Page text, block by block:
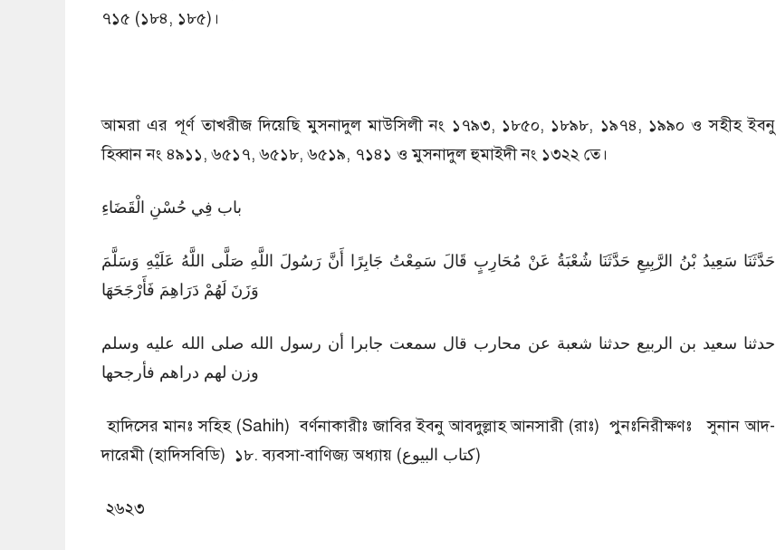
৭১৫ (১৮৪, ১৮৫)।
আমরা এর পূর্ণ তাখরীজ দিয়েছি মুসনাদুল মাউসিলী নং ১৭৯৩, ১৮৫০, ১৮৯৮, ১৯৭৪, ১৯৯০ ও সহীহ ইবনু
হিব্বান নং ৪৯১১, ৬৫১৭, ৬৫১৮, ৬৫১৯, ৭১৪১ ও মুসনাদুল হুমাইদী নং ১৩২২ তে।
باب فِي حُسْنِ الْقَضَاءِ
حَدَّثَنَا سَعِيدُ بْنُ الرَّبِيعِ حَدَّثَنَا شُعْبَةُ عَنْ مُحَارِبٍ قَالَ سَمِعْتُ جَابِرًا أَنَّ رَسُولَ اللَّهِ صَلَّى اللَّهُ عَلَيْهِ وَسَلَّمَ
وَزَنَ لَهُمْ دَرَاهِمَ فَأَرْجَحَهَا
حدثنا سعيد بن الربيع حدثنا شعبة عن محارب قال سمعت جابرا أن رسول الله صلى الله عليه وسلم
وزن لهم دراهم فأرجحها
হাদিসের মানঃ সহিহ (Sahih) বর্ণনাকারীঃ জাবির ইবনু আবদুল্লাহ আনসারী (রাঃ) পুনঃনিরীক্ষণঃ সুনান আদ-
দারেমী (হাদিসবিডি) ১৮. ব্যবসা-বাণিজ্য অধ্যায় (كتاب البيوع)
২৬২৩